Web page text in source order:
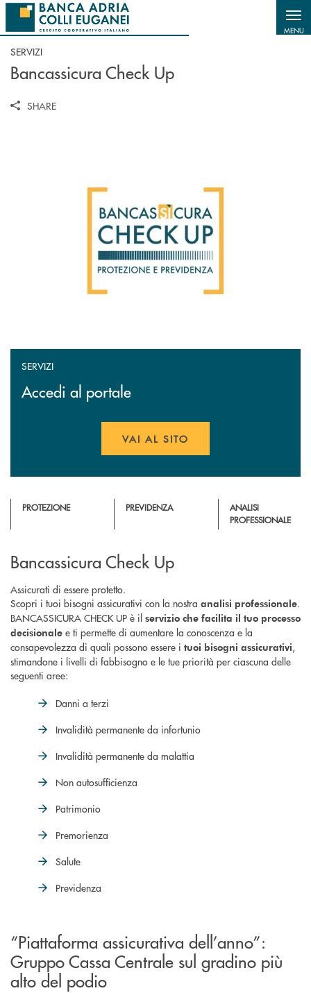
Salta al contenuto principale
MENU
SERVIZI
Bancassicura Check Up
SHARE
SERVIZI
Accedi al portale
VAI AL SITO
PROTEZIONE PREVIDENZA
ANALISI
PROFESSIONALE
Bancassicura Check Up
Assicurati di essere protetto.
Scopri i tuoi bisogni assicurativi con la nostra analisi professionale.
BANCASSICURA CHECK UP è il servizio che facilita il tuo processo
decisionale e ti permette di aumentare la conoscenza e la
consapevolezza di quali possono essere i tuoi bisogni assicurativi,
stimandone i livelli di fabbisogno e le tue priorità per ciascuna delle
seguenti aree:
Danni a terzi
Invalidità permanente da infortunio
Invalidità permanente da malattia
Non autosufficienza
Patrimonio
Premorienza
Salute
Previdenza
“Piattaforma assicurativa dell’anno”:
Gruppo Cassa Centrale sul gradino più
alto del podio